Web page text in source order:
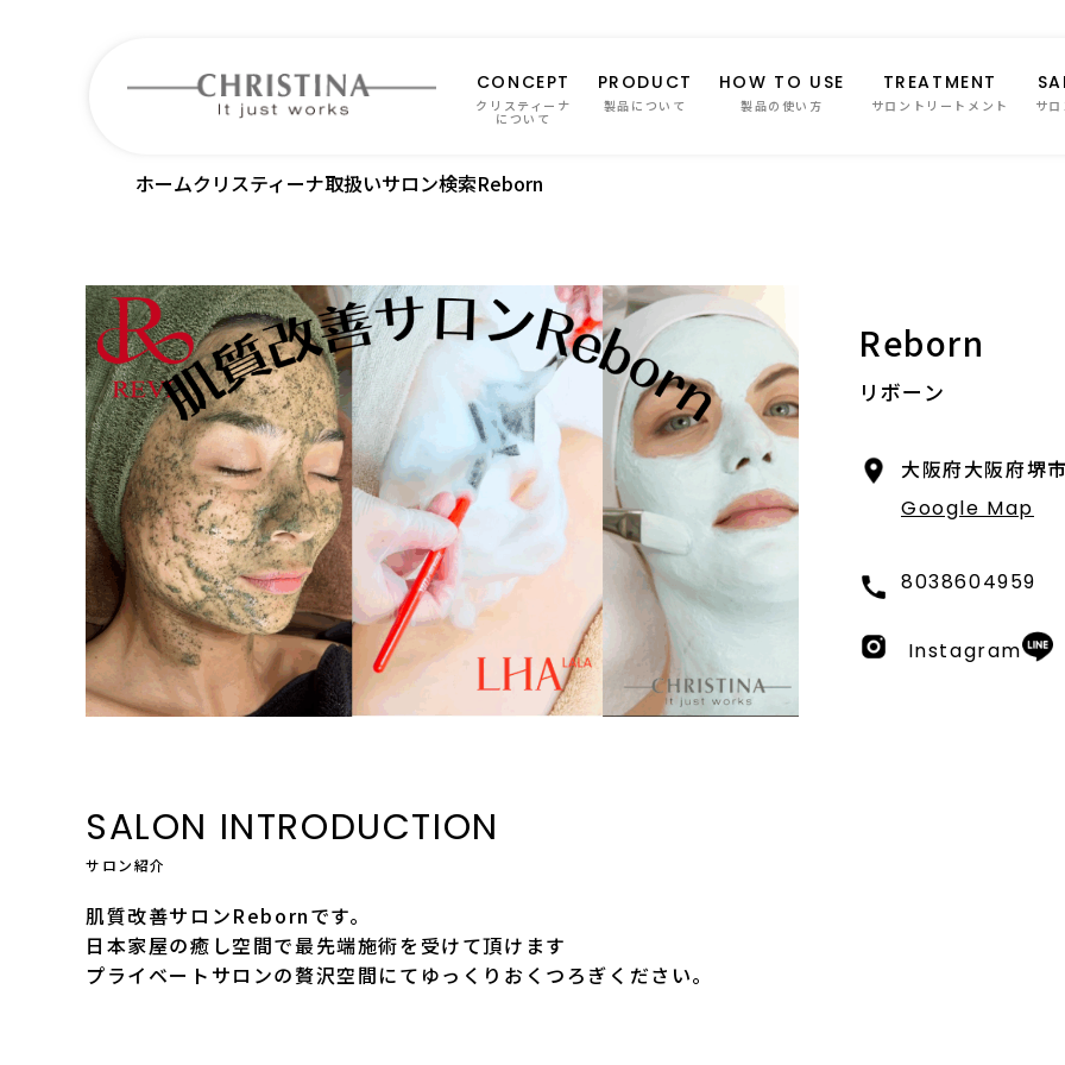
CONCEPT
クリスティーナ
について
PRODUCT
製品について
HOW TO USE
製品の使い方
TREATMENT
サロントリートメント サ
ホームクリスティーナ取扱いサロン検索Reborn
Reborn
リボーン
大阪府大阪府堺
Google Map
8038604959
Instagram
SALON INTRODUCTION
サロン紹介
肌質改善サロンRebornです。
日本家屋の癒し空間で最先端施術を受けて頂けます
プライベートサロンの贅沢空間にてゆっくりおくつろぎください。